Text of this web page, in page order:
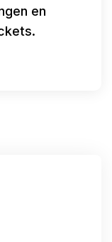
en